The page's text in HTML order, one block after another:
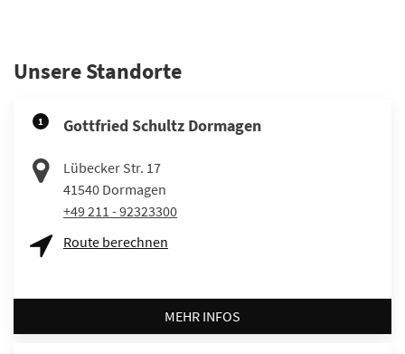
Unsere Standorte
1 Gottfried Schultz Dormagen
Lübecker Str. 17
41540 Dormagen
+49 211 - 92323300
Route berechnen
MEHR INFOS